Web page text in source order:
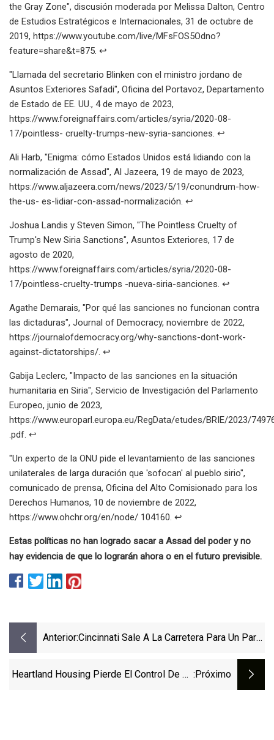
the Gray Zone", discusión moderada por Melissa Dalton, Centro
de Estudios Estratégicos e Internacionales, 31 de octubre de
2019, https://www.youtube.com/live/MFsFOS5Odno?
feature=share&t=875. ↩
"Llamada del secretario Blinken con el ministro jordano de
Asuntos Exteriores Safadi", Oficina del Portavoz, Departamento
de Estado de EE. UU., 4 de mayo de 2023,
https://www.foreignaffairs.com/articles/syria/2020-08-
17/pointless- cruelty-trumps-new-syria-sanciones. ↩
Ali Harb, "Enigma: cómo Estados Unidos está lidiando con la
normalización de Assad", Al Jazeera, 19 de mayo de 2023,
https://www.aljazeera.com/news/2023/5/19/conundrum-how-
the-us- es-lidiar-con-assad-normalización. ↩
Joshua Landis y Steven Simon, "The Pointless Cruelty of
Trump's New Siria Sanctions", Asuntos Exteriores, 17 de
agosto de 2020,
https://www.foreignaffairs.com/articles/syria/2020-08-
17/pointless-cruelty-trumps -nueva-siria-sanciones. ↩
Agathe Demarais, "Por qué las sanciones no funcionan contra
las dictaduras", Journal of Democracy, noviembre de 2022,
https://journalofdemocracy.org/why-sanctions-dont-work-
against-dictatorships/. ↩
Gabija Leclerc, "Impacto de las sanciones en la situación
humanitaria en Siria", Servicio de Investigación del Parlamento
Europeo, junio de 2023,
https://www.europarl.europa.eu/RegData/etudes/BRIE/2023/
.pdf. ↩
"Un experto de la ONU pide el levantamiento de las sanciones
unilaterales de larga duración que 'sofocan' al pueblo sirio",
comunicado de prensa, Oficina del Alto Comisionado para los
Derechos Humanos, 10 de noviembre de 2022,
https://www.ohchr.org/en/node/ 104160. ↩
Estas políticas no han logrado sacar a Assad del poder y no
hay evidencia de que lo lograrán ahora o en el futuro previsible.
Anterior:Cincinnati Sale A La Carretera Para Un Par
Heartland Housing Pierde El Control De 14 :próximo